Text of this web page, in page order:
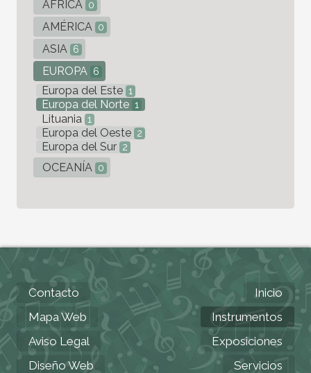
ÁFRICA 0
AMÉRICA 0
ASIA 6
EUROPA 6
Europa del Este 1
Europa del Norte 1
Lituania 1
Europa del Oeste 2
Europa del Sur 2
OCEANÍA 0
Contacto
Mapa Web
Aviso Legal
Diseño Web
Inicio
Instrumentos
Exposiciones
Servicios